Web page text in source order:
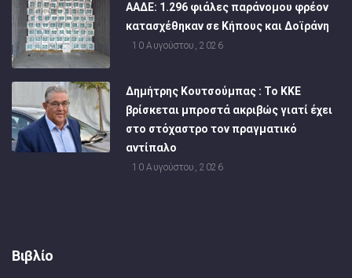
ΑΑΔΕ: 1.296 φιάλες παράνομου φρέον
κατασχέθηκαν σε Κήπους και Δοϊράνη
10 Αυγούστου, 2026
Δημήτρης Κουτσούμπας : Το ΚΚΕ
βρίσκεται μπροστά ακριβώς γιατί έχει
στο στόχαστρο τον πραγματικό
αντίπαλο
10 Αυγούστου, 2026
Βιβλίο